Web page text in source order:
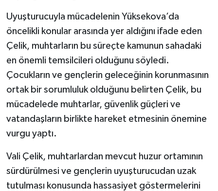
Uyuşturucuyla mücadelenin Yüksekova’da
öncelikli konular arasında yer aldığını ifade eden
Çelik, muhtarların bu süreçte kamunun sahadaki
en önemli temsilcileri olduğunu söyledi.
Çocukların ve gençlerin geleceğinin korunmasının
ortak bir sorumluluk olduğunu belirten Çelik, bu
mücadelede muhtarlar, güvenlik güçleri ve
vatandaşların birlikte hareket etmesinin önemine
vurgu yaptı.
Vali Çelik, muhtarlardan mevcut huzur ortamının
sürdürülmesi ve gençlerin uyuşturucudan uzak
tutulması konusunda hassasiyet göstermelerini